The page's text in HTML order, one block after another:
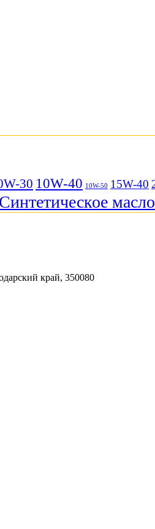
30 10W-40 10W-50 15W-40
Синтетическое масло
край, 350080